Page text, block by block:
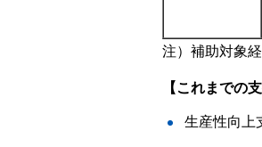
注）補助対象
【これまでの
生産性向上